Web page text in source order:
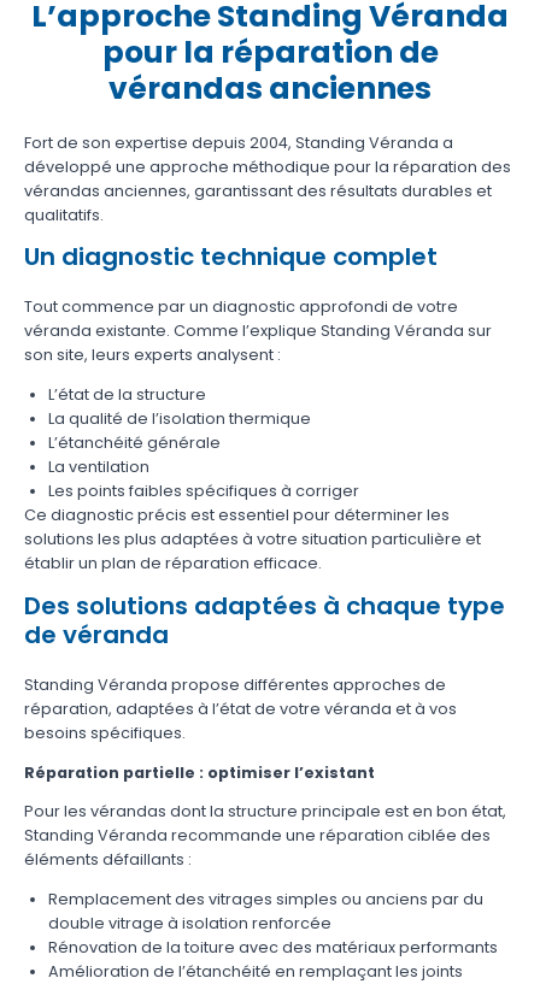
L’approche Standing Véranda
pour la réparation de
vérandas anciennes
Fort de son expertise depuis 2004, Standing Véranda a
développé une approche méthodique pour la réparation des
vérandas anciennes, garantissant des résultats durables et
qualitatifs.
Un diagnostic technique complet
Tout commence par un diagnostic approfondi de votre
véranda existante. Comme l’explique Standing Véranda sur
son site, leurs experts analysent :
L’état de la structure
La qualité de l’isolation thermique
L’étanchéité générale
La ventilation
Les points faibles spécifiques à corriger
Ce diagnostic précis est essentiel pour déterminer les
solutions les plus adaptées à votre situation particulière et
établir un plan de réparation efficace.
Des solutions adaptées à chaque type
de véranda
Standing Véranda propose différentes approches de
réparation, adaptées à l’état de votre véranda et à vos
besoins spécifiques.
Réparation partielle : optimiser l’existant
Pour les vérandas dont la structure principale est en bon état,
Standing Véranda recommande une réparation ciblée des
éléments défaillants :
Remplacement des vitrages simples ou anciens par du
double vitrage à isolation renforcée
Rénovation de la toiture avec des matériaux performants
Amélioration de l’étanchéité en remplaçant les joints